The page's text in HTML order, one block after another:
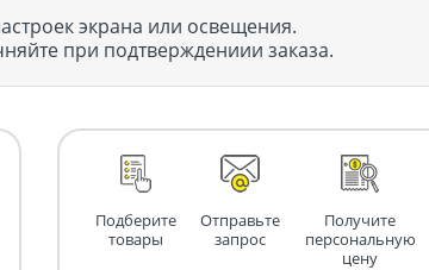
экрана или освещения.
при подтверждениии заказа.
Подберите
товары
Отправьте
запрос
Получите
персональную
цену